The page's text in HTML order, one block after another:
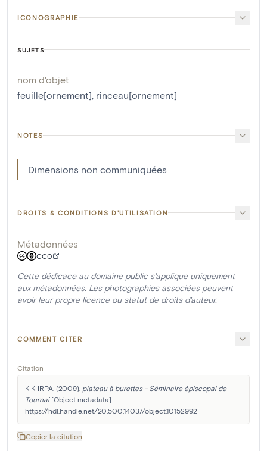
ICONOGRAPHIE
SUJETS
nom d'objet
feuille[ornement] rinceau[ornement]
NOTES
Dimensions non communiquées
DROITS & CONDITIONS D'UTILISATION
Métadonnées
CC0
Cette dédicace au domaine public s'applique uniquement
aux métadonnées. Les photographies associées peuvent
avoir leur propre licence ou statut de droits d'auteur.
COMMENT CITER
Citation
KIK-IRPA. (2009). plateau à burettes - Séminaire épiscopal de
Tournai [Object metadata].
https://hdl.handle.net/20.500.14037/object.10152992
Copier la citation